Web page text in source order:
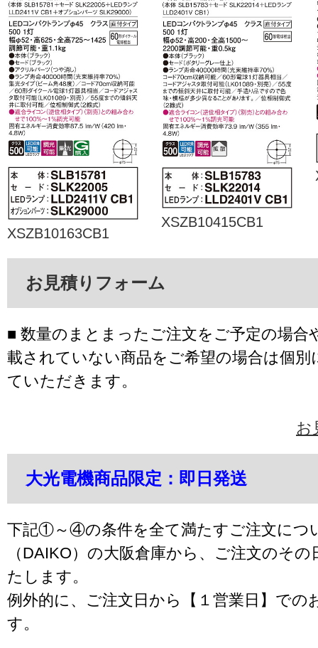
XSZB10163CB1
XSZB10415CB1
お見積りフォーム
■ 数量のまとまったご注文をご予定の場合
載されていない商品をご希望の場合は個別
ていただきます。
お
大光電機商品限定：即日発送
下記①～④の条件を全て満たすご注文につ
（DAIKO）の大阪倉庫から、ご注文のそ
たします。
例外的に、ご注文日から【１営業日】での
す。